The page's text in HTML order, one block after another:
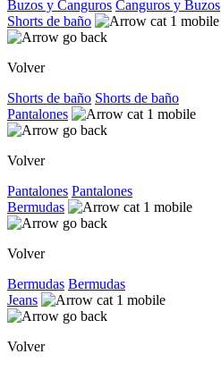
Buzos y Canguros Canguros y Buzos
Shorts de baño
Volver
Shorts de baño Shorts de baño
Pantalones
Volver
Pantalones Pantalones
Bermudas
Volver
Bermudas Bermudas
Jeans
Volver